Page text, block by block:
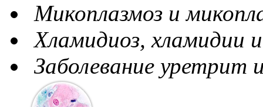
Микоплазмоз и
Хламидиоз, хламидии
Заболевание уретрит